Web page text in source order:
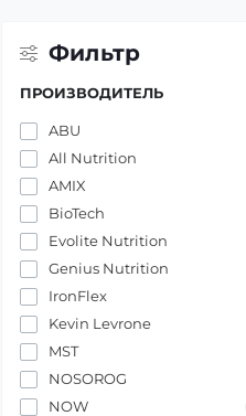
Фильтр
ПРОИЗВОДИТЕЛЬ
ABU
All Nutrition
AMIX
BioTech
Evolite Nutrition
Genius Nutrition
IronFlex
Kevin Levrone
MST
NOSOROG
NOW